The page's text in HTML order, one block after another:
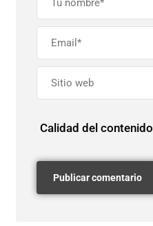
Calidad del contenido
1